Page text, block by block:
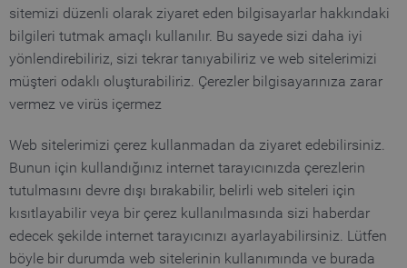
sitemizi düzenli olarak ziyaret eden bilgisayarlar hakkındaki
bilgileri tutmak amaçlı kullanılır. Bu sayede sizi daha iyi
yönlendirebiliriz, sizi tekrar tanıyabiliriz ve web sitelerimizi
müşteri odaklı oluşturabiliriz. Çerezler bilgisayarınıza zarar
vermez ve virüs içermez
Web sitelerimizi çerez kullanmadan da ziyaret edebilirsiniz.
Bunun için kullandığınız internet tarayıcınızda çerezlerin
tutulmasını devre dışı bırakabilir, belirli web siteleri için
kısıtlayabilir veya bir çerez kullanılmasında sizi haberdar
edecek şekilde internet tarayıcınızı ayarlayabilirsiniz. Lütfen
böyle bir durumda web sitelerinin kullanımında ve burada